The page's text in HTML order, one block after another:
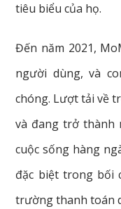
tiêu biểu của họ.
Đến năm 2021,
người dùng, và
chóng. Lượt tải về
và đang trở thành
cuộc sống hàng
đặc biệt trong bối
trường thanh toán